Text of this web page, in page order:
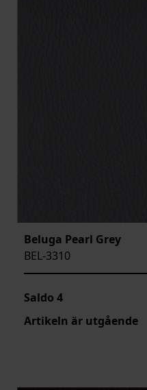
Beluga Pearl Grey
BEL-3310
Saldo 4
Artikeln är utgående